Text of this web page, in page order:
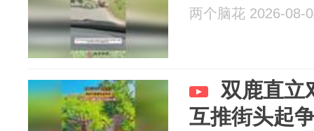
两个脑花 2026-08-
双鹿直立
互推街头起